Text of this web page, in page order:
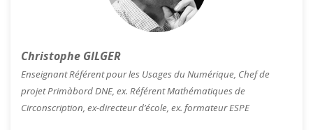
Christophe GILGER
Enseignant Référent pour les Usages du Numérique, Chef de
projet Primàbord DNE, ex. Référent Mathématiques de
Circonscription, ex-directeur d’école, ex. formateur ESPE